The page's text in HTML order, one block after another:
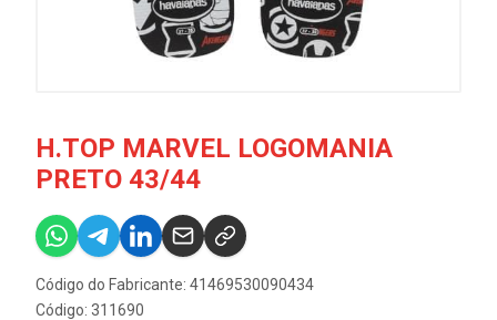
H.TOP MARVEL LOGOMANIA
PRETO 43/44
Código do Fabricante: 41469530090434
Código: 311690